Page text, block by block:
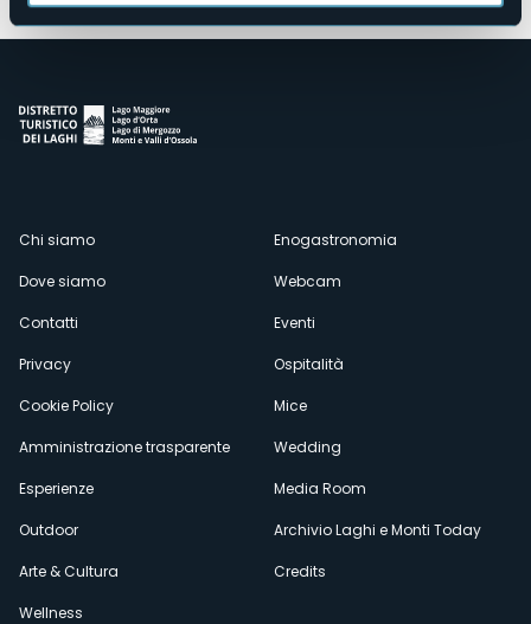
Menù
secondario
Chi siamo
Dove siamo
Contatti
Privacy
Cookie Policy
Amministrazione trasparente
Esperienze
Outdoor
Arte & Cultura
Wellness
Enogastronomia
Webcam
Eventi
Ospitalità
Mice
Wedding
Media Room
Archivio Laghi e Monti Today
Credits